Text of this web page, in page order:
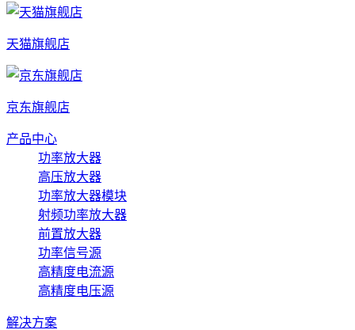
天猫旗舰店
京东旗舰店
产品中心
功率放大器
高压放大器
功率放大器模块
射频功率放大器
前置放大器
功率信号源
高精度电流源
高精度电压源
解决方案